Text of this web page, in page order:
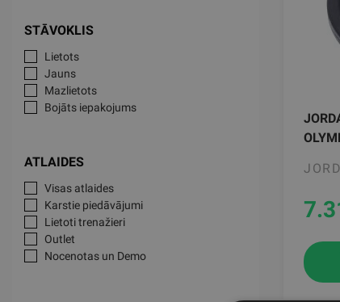
STĀVOKLIS
Lietots
Jauns
Mazlietots
Bojāts iepakojums
ATLAIDES
Visas atlaides
Karstie piedāvājumi
Lietoti trenažieri
Outlet
Nocenotas un Demo